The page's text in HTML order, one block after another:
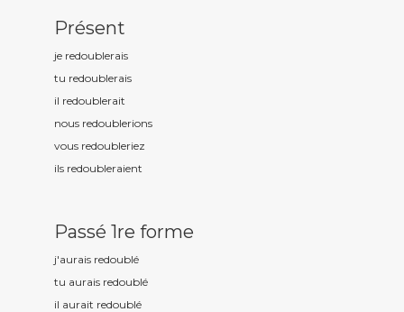
Présent
je redoublerais
tu redoublerais
il redoublerait
nous redoublerions
vous redoubleriez
ils redoubleraient
Passé 1re forme
j'aurais redoublé
tu aurais redoublé
il aurait redoublé